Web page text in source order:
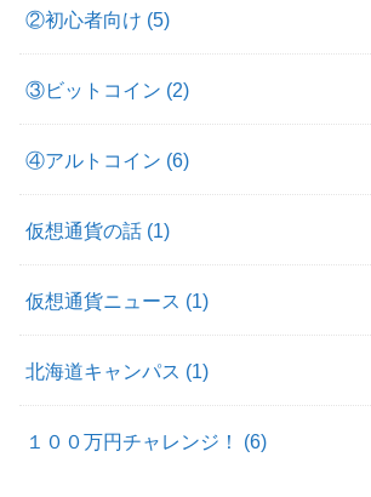
②初心者向け (5)
③ビットコイン (2)
④アルトコイン (6)
仮想通貨の話 (1)
仮想通貨ニュース (1)
北海道キャンパス (1)
１００万円チャレンジ！ (6)